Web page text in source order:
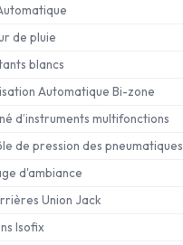
de pluie
blancs
Automatique Bi-zone
d’instruments multifonctions
de pression des pneumatiques
d'ambiance
Union Jack
Isofix